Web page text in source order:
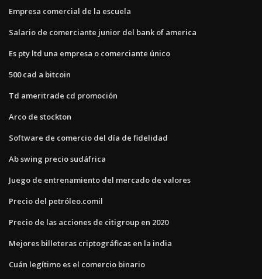
Empresa comercial de la escuela
Salario de comerciante junior del bank of america
Es pty ltd una empresa o comerciante único
500 cad a bitcoin
Td ameritrade cd promoción
Arco de stockton
Software de comercio del día de fidelidad
Ab swing precio sudáfrica
Juego de entrenamiento del mercado de valores
Precio del petróleo.comil
Precio de las acciones de citigroup en 2020
Mejores billeteras criptográficas en la india
Cuán legítimo es el comercio binario